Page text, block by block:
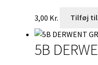
3,00 Kr. Tilføj
5B